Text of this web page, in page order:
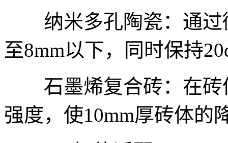
纳米多孔陶瓷：通过
至8mm以下，同时保持
石墨烯复合砖：在砖
强度，使10mm厚砖体的